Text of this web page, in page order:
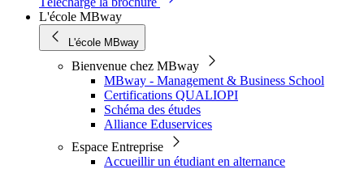
L'école MBway
L'école MBway
Bienvenue chez MBway
MBway - Management & Business School
Certifications QUALIOPI
Schéma des études
Alliance Eduservices
Espace Entreprise
Accueillir un étudiant en alternance